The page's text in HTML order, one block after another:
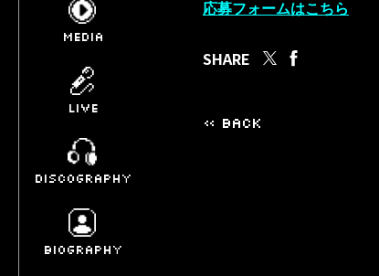
MEDIA
LIVE
DISCOGRAPHY
BIOGRAPHY
応募フォームはこちら
SHARE
« BACK